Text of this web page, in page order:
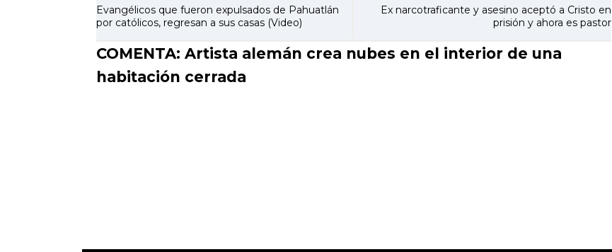
Ex narcotraficante y asesino aceptó a Cristo en
prisión y ahora es pastor
Evangélicos que fueron expulsados de Pahuatlán
por católicos, regresan a sus casas (Video)
COMENTA: Artista alemán crea nubes en el interior de una
habitación cerrada